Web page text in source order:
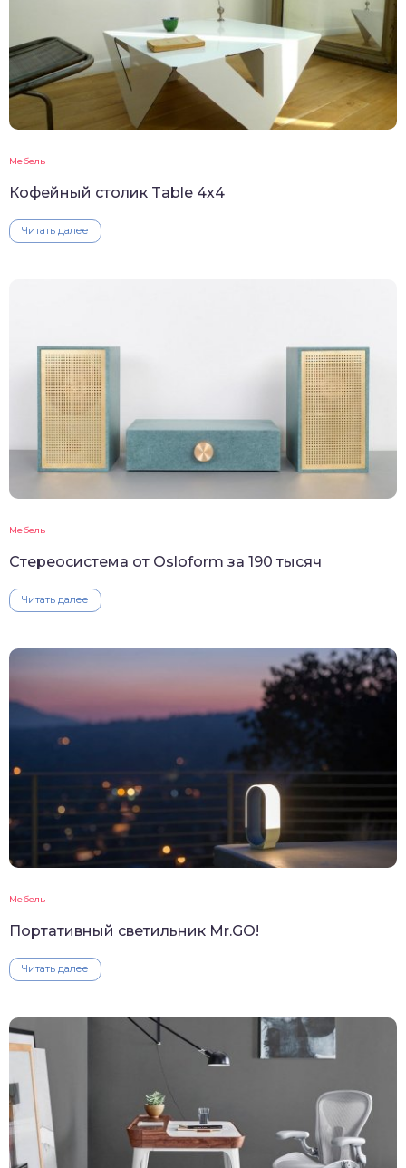
Мебель
Кофейный столик Table 4х4
Читать далее
Мебель
Стереосистема от Osloform за 190 тысяч
Читать далее
Мебель
Портативный светильник Mr.GO!
Читать далее